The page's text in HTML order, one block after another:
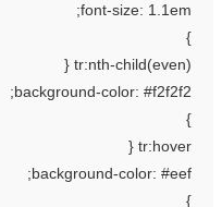
font-size:
tr:nth-child(even)
background-color:
tr:hover
background-color: